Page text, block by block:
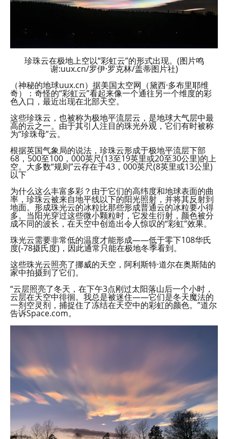
珍珠云在极地上空以“彩虹云”的形式出现。(图片鸣
谢:uux.cn/罗伊·罗克林/盖蒂图片社)
（神秘的地球uux.cn）据美国太空网（黛西·多布里耶维
奇）：奇怪的“彩虹云”看起来像一个通往另一个维度的彩
色入口，最近出现在北部天空。
这些珍珠云，也被称为极地平流层云，是地球大气层中最
高的云之一。由于其引人注目的珠光外观，它们有时被称
为“珍珠母”云。
根据英国气象局的说法，珍珠云形成于极地平流层下部
68，500至100，000英尺(13至19英里或20至30公里)的上
空。大多数“规则”云存在于43，000英尺(8英里或13公里)
以下
为什么这么丰富多彩？由于它们的高纬度和地球表面的曲
率，珍珠云被来自地平线以下的阳光照射，并将其反射到
地面。形成珠光云的冰粒比那些形成普通云的冰粒要小得
多。当阳光穿过这些微小颗粒时，它发生衍射，颜色被分
成不同的波长，在天空中创造出令人惊叹的“彩虹”效果。
珠光云需要非常低的温度才能形成——低于零下108华氏
度(-78摄氏度)，因此通常只能在极地冬季看到。
这些珠光云照亮了挪威的天空，阿利斯特·道尔在奥斯陆的
家中拍摄到了它们。
“云层照亮了冬天，在下午3点刚过太阳落山后一个小时，
云层在天空中徘徊。我总是被迷住——它们是冬天魔法的
一剂空灵剂，捕捉住了冻结在天空中的彩虹的颜色。”道尔
告诉Space.com。